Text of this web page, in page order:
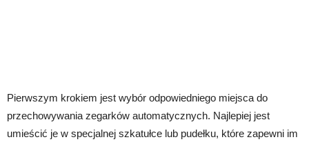
Pierwszym krokiem jest wybór odpowiedniego miejsca do
przechowywania zegarków automatycznych. Najlepiej jest
umieścić je w specjalnej szkatułce lub pudełku, które zapewni im